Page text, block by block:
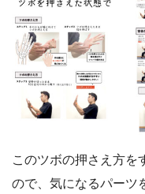
このツボの押さえ方を
ので、気になるパーツ